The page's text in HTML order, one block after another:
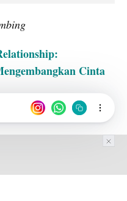
Cinta
Mental